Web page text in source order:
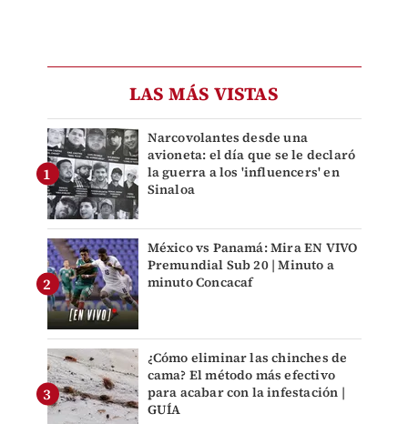
LAS MÁS VISTAS
Narcovolantes desde una
avioneta: el día que se le declaró
la guerra a los 'influencers' en
Sinaloa
México vs Panamá: Mira EN VIVO
Premundial Sub 20 | Minuto a
minuto Concacaf
¿Cómo eliminar las chinches de
cama? El método más efectivo
para acabar con la infestación |
GUÍA